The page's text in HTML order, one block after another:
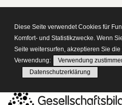
Diese Seite verwendet Cookies für
Komfort- und Statistikzwecke. Wenn
Seite weitersurfen, akzeptieren Sie
Verwendung:
Verwendung
Datenschutzerklärung